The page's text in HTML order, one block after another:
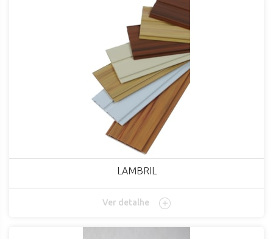
LAMBRIL
Ver detalhe